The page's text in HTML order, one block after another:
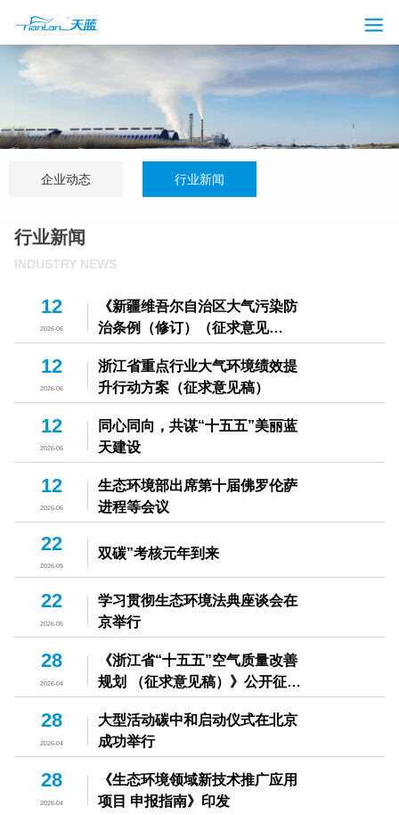
企业动态 行业新闻
行业新闻
INDUSTRY NEWS
12
2026-06
《新疆维吾尔自治区大气污染防
治条例（修订）（征求意见
稿）》公开征求意见
12
2026-06
浙江省重点行业大气环境绩效提
升行动方案（征求意见稿）
12
2026-06
同心同向，共谋“十五五”美丽蓝
天建设
12
2026-06
生态环境部出席第十届佛罗伦萨
进程等会议
22
2026-05
双碳”考核元年到来
22
2026-05
学习贯彻生态环境法典座谈会在
京举行
28
2026-04
《浙江省“十五五”空气质量改善
规划 （征求意见稿）》公开征求
意见
28
2026-04
大型活动碳中和启动仪式在北京
成功举行
28
2026-04
《生态环境领域新技术推广应用
项目 申报指南》印发